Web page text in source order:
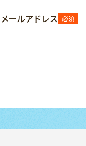
メールアドレス 必須